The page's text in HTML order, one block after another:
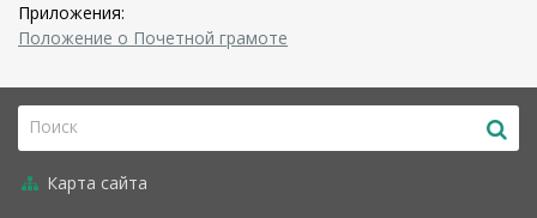
Приложения:
Положение о Почетной грамоте
Карта сайта